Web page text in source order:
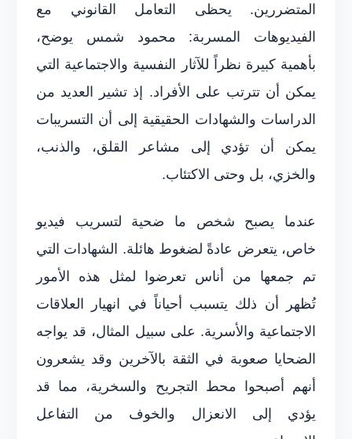
المتضررين. يحظى التعامل القانوني مع
الفيديوهات المسربة: محمود شمس يوضح،
بأهمية كبيرة نظراً للآثار النفسية والاجتماعية التي
يمكن أن تترتب على الأفراد. إذ تشير العديد من
الدراسات والشهادات الحقيقية إلى أن التسريبات
يمكن أن تؤدي إلى مشاعر القلق، والذنب،
والخزي، بل وحتى الاكتئاب.
عندما يصبح شخص ما ضحية لتسريب فيديو
خاص، يتعرض عادةً لضغوط هائلة. الشهادات التي
تم جمعها من أناس تعرضوا لمثل هذه الأمور
تُظهر أن ذلك يتسبب أحياناً في انهيار العلاقات
الاجتماعية والأسرية. على سبيل المثال، قد يواجه
الضحايا صعوبة في الثقة بالآخرين وقد يشعرون
أنهم أصبحوا محط التجريح والسخرية، مما قد
يؤدي إلى الانعزال والخوف من التفاعل